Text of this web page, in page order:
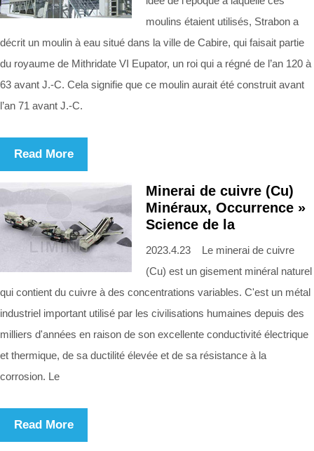
moulins étaient utilisés, Strabon a
décrit un moulin à eau situé dans la ville de Cabire, qui faisait partie
du royaume de Mithridate VI Eupator, un roi qui a régné de l’an 120 à
63 avant J.-C. Cela signifie que ce moulin aurait été construit avant
l’an 71 avant J.-C.
Read More
Minerai de cuivre (Cu)
Minéraux, Occurrence »
Science de la
2023.4.23 Le minerai de cuivre
(Cu) est un gisement minéral naturel
qui contient du cuivre à des concentrations variables. C'est un métal
industriel important utilisé par les civilisations humaines depuis des
milliers d'années en raison de son excellente conductivité électrique
et thermique, de sa ductilité élevée et de sa résistance à la
corrosion. Le
Read More